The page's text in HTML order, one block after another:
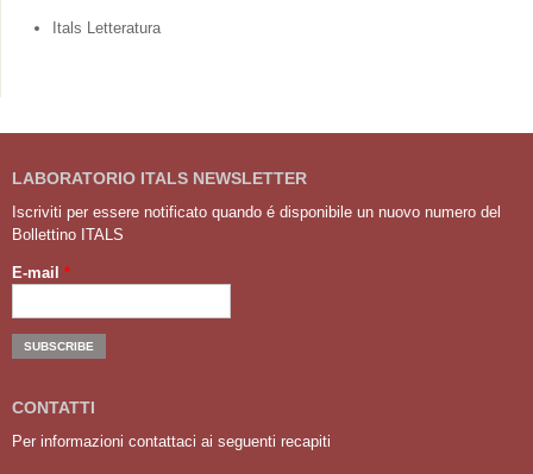
Itals Letteratura
LABORATORIO ITALS NEWSLETTER
Iscriviti per essere notificato quando é disponibile un nuovo numero del
Bollettino ITALS
E-mail *
CONTATTI
Per informazioni contattaci ai seguenti recapiti